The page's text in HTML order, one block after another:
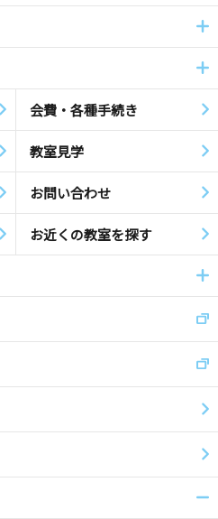
会費・各種手続き
教室見学
お問い合わせ
お近くの教室を探す